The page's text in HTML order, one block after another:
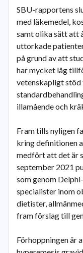
SBU-rapportens
med läkemedel,
samt olika sätt att
uttorkade
på grund av att
har mycket låg
vetenskapligt stöd
illamående och
Fram tills nyligen
kring definitionen
medfört att det är
september 2021
som genom
specialister inom
dietister,
fram förslag till
Förhoppningen är